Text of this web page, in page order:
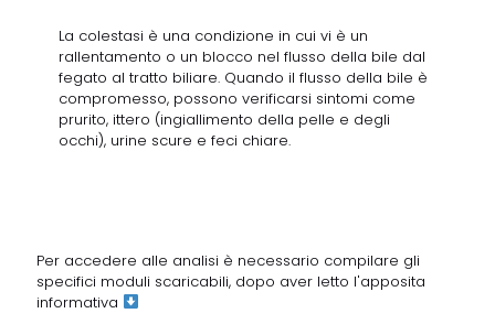
La colestasi è una condizione in cui vi è un
rallentamento o un blocco nel flusso della bile dal
fegato al tratto biliare. Quando il flusso della bile è
compromesso, possono verificarsi sintomi come
prurito, ittero (ingiallimento della pelle e degli
occhi), urine scure e feci chiare.
Per accedere alle analisi è necessario compilare gli
specifici moduli scaricabili, dopo aver letto l'apposita
informativa